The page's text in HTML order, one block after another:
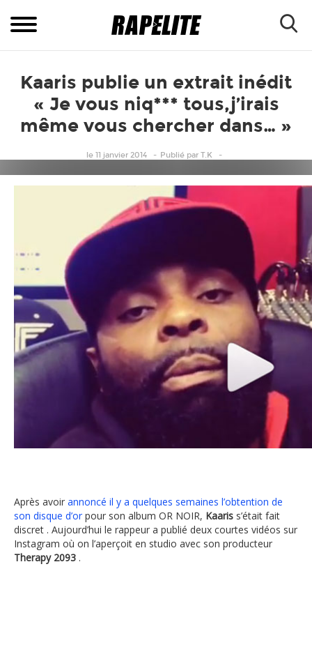
Kaaris publie un extrait inédit
« Je vous niq*** tous,j’irais
même vous chercher dans… »
le 11 janvier 2014 Publié par T.K
Après avoir annoncé il y a quelques semaines l’obtention de
son disque d’or pour son album OR NOIR, Kaaris s’était fait
discret . Aujourd’hui le rappeur a publié deux courtes vidéos sur
Instagram où on l’aperçoit en studio avec son producteur
Therapy 2093 .